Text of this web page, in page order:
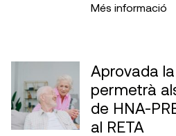
Més informació
Aprovada
permetrà
de HNA-
al RETA